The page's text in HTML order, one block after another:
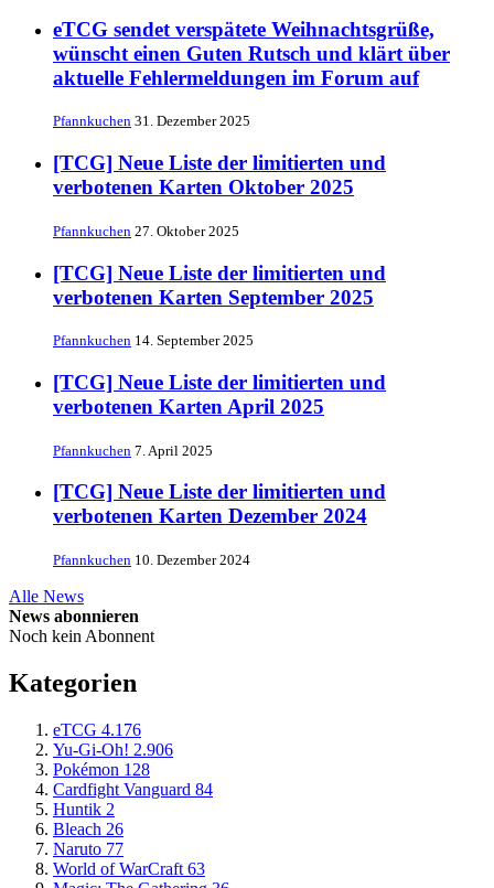
eTCG sendet verspätete Weihnachtsgrüße,
wünscht einen Guten Rutsch und klärt über
aktuelle Fehlermeldungen im Forum auf
Pfannkuchen 31. Dezember 2025
[TCG] Neue Liste der limitierten und
verbotenen Karten Oktober 2025
Pfannkuchen 27. Oktober 2025
[TCG] Neue Liste der limitierten und
verbotenen Karten September 2025
Pfannkuchen 14. September 2025
[TCG] Neue Liste der limitierten und
verbotenen Karten April 2025
Pfannkuchen 7. April 2025
[TCG] Neue Liste der limitierten und
verbotenen Karten Dezember 2024
Pfannkuchen 10. Dezember 2024
Alle News
News abonnieren
Noch kein Abonnent
Kategorien
eTCG 4.176
Yu-Gi-Oh! 2.906
Pokémon 128
Cardfight Vanguard 84
Huntik 2
Bleach 26
Naruto 77
World of WarCraft 63